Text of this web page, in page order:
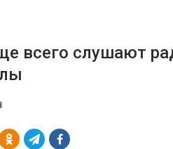
всего слушают